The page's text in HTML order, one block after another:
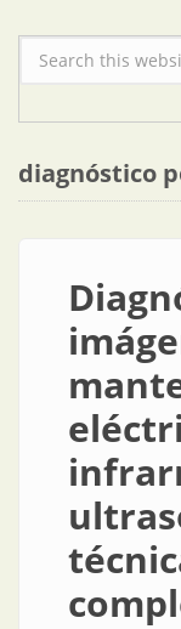
Formulario de
diagnóstico